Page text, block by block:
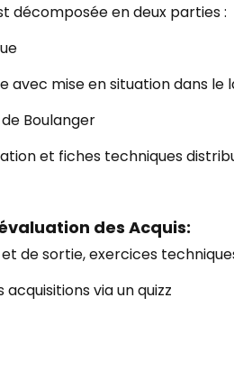
décomposée en deux parties :
avec mise en situation dans le
Boulanger
et fiches techniques
des Acquis:
de sortie, exercices
acquisitions via un quizz